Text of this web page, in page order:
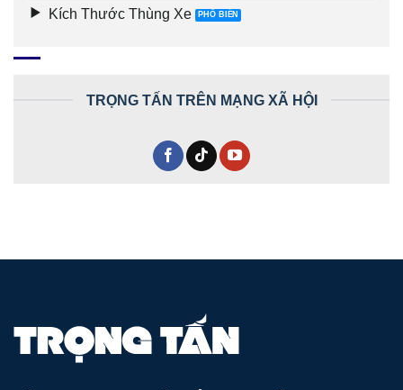
Kích Thước Thùng Xe
TRỌNG TẤN TRÊN MẠNG XÃ HỘI